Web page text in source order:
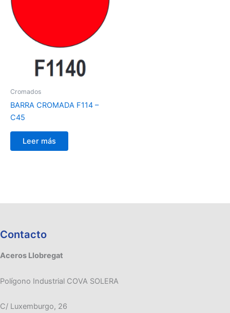
Cromados
BARRA CROMADA F114 –
C45
Leer más
Contacto
Aceros Llobregat
Polígono Industrial COVA SOLERA
C/ Luxemburgo, 26